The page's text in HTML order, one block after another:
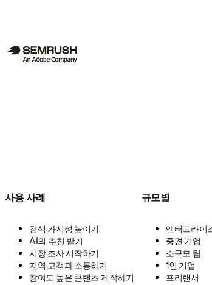
사용 사례
검색 가시성 높이기
AI의 추천 받기
시장 조사 시작하기
지역 고객과 소통하기
참여도 높은 콘텐츠 제작하기
규모별
엔터프라이
중견 기업
소규모 팀
1인 기업
프리랜서